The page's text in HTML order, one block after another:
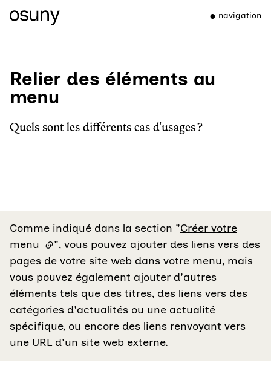
navigation
Relier des éléments au
menu
Quels sont les différents cas d'usages ?
Comme indiqué dans la section "Créer votre
menu (lien externe)
", vous pouvez ajouter des liens vers des
pages de votre site web dans votre menu, mais
vous pouvez également ajouter d'autres
éléments tels que des titres, des liens vers des
catégories d'actualités ou une actualité
spécifique, ou encore des liens renvoyant vers
une URL d'un site web externe.